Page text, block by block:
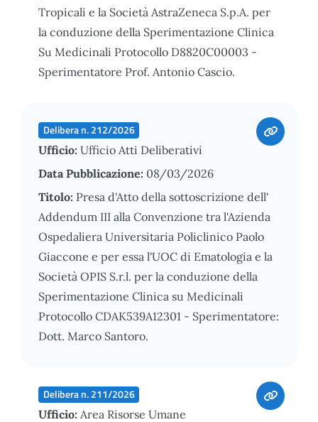
Tropicali e la Società AstraZeneca S.p.A. per
la conduzione della Sperimentazione Clinica
Su Medicinali Protocollo D8820C00003 -
Sperimentatore Prof. Antonio Cascio.
Delibera n. 212/2026
Ufficio: Ufficio Atti Deliberativi
Data Pubblicazione: 08/03/2026
Titolo: Presa d'Atto della sottoscrizione dell'
Addendum III alla Convenzione tra l'Azienda
Ospedaliera Universitaria Policlinico Paolo
Giaccone e per essa l'UOC di Ematologia e la
Società OPIS S.r.l. per la conduzione della
Sperimentazione Clinica su Medicinali
Protocollo CDAK539A12301 - Sperimentatore:
Dott. Marco Santoro.
Delibera n. 211/2026
Ufficio: Area Risorse Umane